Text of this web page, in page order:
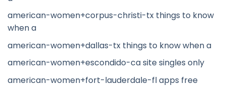
american-women+corpus-christi-tx things to know
when a
american-women+dallas-tx things to know when a
american-women+escondido-ca site singles only
american-women+fort-lauderdale-fl apps free